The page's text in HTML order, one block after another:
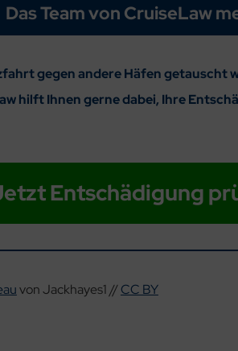
Das Team von CruiseLaw
gegen andere Häfen getauscht
hilft Ihnen gerne dabei, Ihre
Entschädigung
von Jackhayes1 //CC BY